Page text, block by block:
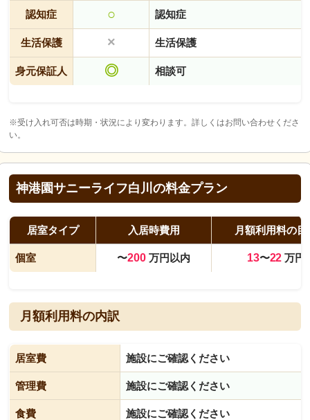
認知症 ○ 認知症
生活保護 × 生活保護
身元保証人 ◎ 相談可
※受け入れ可否は時期・状況により変わります。詳しくはお問い合わせくださ
い。
神港園サニーライフ白川の料金プラン
居室タイプ 入居時費用 月額利用料の目
個室 〜200万円以内 13〜22万円
月額利用料の内訳
居室費 施設にご確認ください
管理費 施設にご確認ください
食費 施設にご確認ください